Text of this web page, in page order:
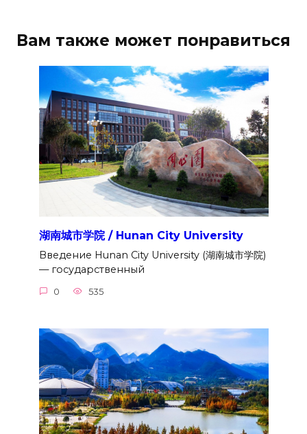
Вам также может понравиться
湖南城市学院 / Hunan City University
Введение Hunan City University (湖南城市学院)
— государственный
0 535